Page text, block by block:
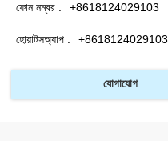
ফোন নম্বর : +8618124029103
হোয়াটসঅ্যাপ : +8618124029103
যোগাযোগ